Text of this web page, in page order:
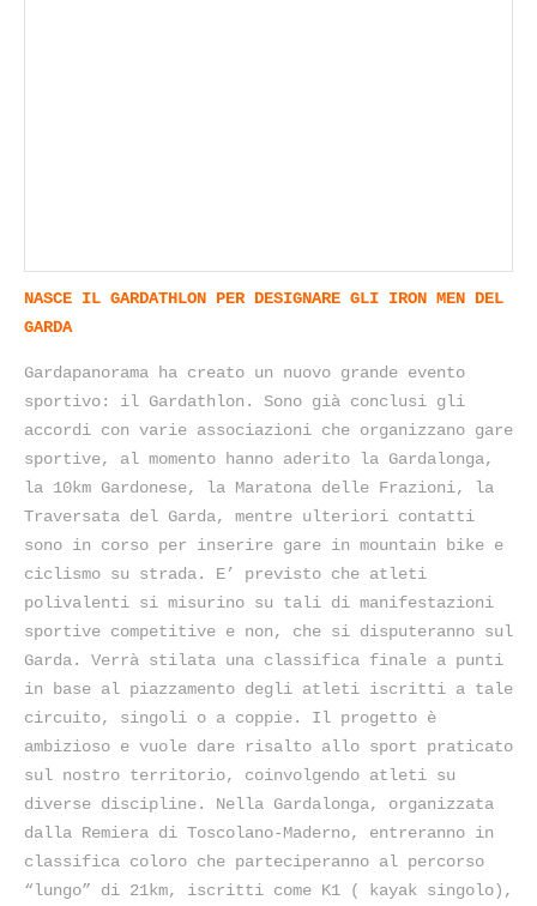
NASCE IL GARDATHLON PER DESIGNARE GLI IRON MEN DEL
GARDA
Gardapanorama ha creato un nuovo grande evento
sportivo: il Gardathlon. Sono già conclusi gli
accordi con varie associazioni che organizzano gare
sportive, al momento hanno aderito la Gardalonga,
la 10km Gardonese, la Maratona delle Frazioni, la
Traversata del Garda, mentre ulteriori contatti
sono in corso per inserire gare in mountain bike e
ciclismo su strada. E’ previsto che atleti
polivalenti si misurino su tali di manifestazioni
sportive competitive e non, che si disputeranno sul
Garda. Verrà stilata una classifica finale a punti
in base al piazzamento degli atleti iscritti a tale
circuito, singoli o a coppie. Il progetto è
ambizioso e vuole dare risalto allo sport praticato
sul nostro territorio, coinvolgendo atleti su
diverse discipline. Nella Gardalonga, organizzata
dalla Remiera di Toscolano-Maderno, entreranno in
classifica coloro che parteciperanno al percorso
“lungo” di 21km, iscritti come K1 ( kayak singolo),